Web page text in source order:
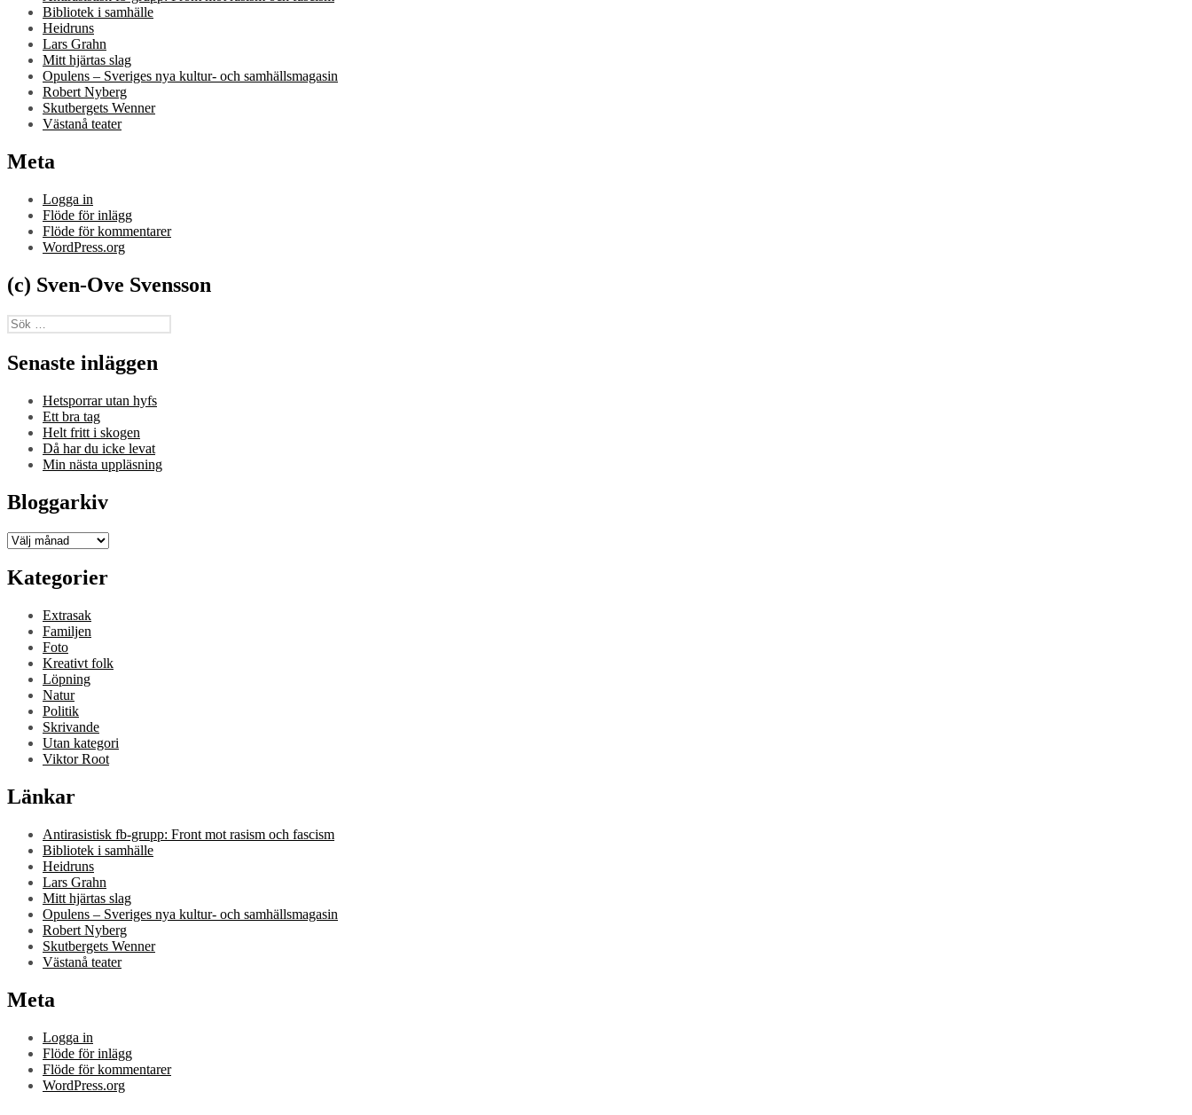
Bibliotek i samhälle
Heidruns
Lars Grahn
Mitt hjärtas slag
Opulens – Sveriges nya kultur- och samhällsmagasin
Robert Nyberg
Skutbergets Wenner
Västanå teater
Meta
Logga in
Flöde för inlägg
Flöde för kommentarer
WordPress.org
(c) Sven-Ove Svensson
Sök
efter:
Senaste inläggen
Hetsporrar utan hyfs
Ett bra tag
Helt fritt i skogen
Då har du icke levat
Min nästa uppläsning
Bloggarkiv
Bloggarkiv
Kategorier
Extrasak
Familjen
Foto
Kreativt folk
Löpning
Natur
Politik
Skrivande
Utan kategori
Viktor Root
Länkar
Antirasistisk fb-grupp: Front mot rasism och fascism
Bibliotek i samhälle
Heidruns
Lars Grahn
Mitt hjärtas slag
Opulens – Sveriges nya kultur- och samhällsmagasin
Robert Nyberg
Skutbergets Wenner
Västanå teater
Meta
Logga in
Flöde för inlägg
Flöde för kommentarer
WordPress.org